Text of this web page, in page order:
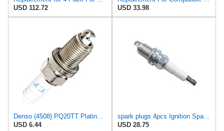
USD 112.72
USD 33.98
Denso (4508) PQ20TT Platinum TT Spark Plug, (Pack of 1)
USD 6.44
USD 28.75